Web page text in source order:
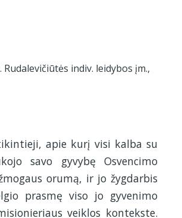
indiv. leidybos įm.,
apie kurį visi kalba su
savo gyvybę Osvencimo
orumą, ir jo žygdarbis
prasmę viso jo gyvenimo
veiklos kontekste.